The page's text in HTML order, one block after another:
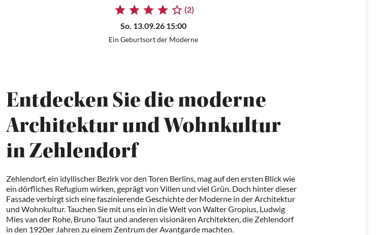
(2)
So. 13.09.26 15:00
Ein Geburtsort der Moderne
Entdecken Sie die moderne
Architektur und Wohnkultur
in Zehlendorf
Zehlendorf, ein idyllischer Bezirk vor den Toren Berlins, mag auf den ersten Blick wie
ein dörfliches Refugium wirken, geprägt von Villen und viel Grün. Doch hinter dieser
Fassade verbirgt sich eine faszinierende Geschichte der Moderne in der Architektur
und Wohnkultur. Tauchen Sie mit uns ein in die Welt von Walter Gropius, Ludwig
Mies van der Rohe, Bruno Taut und anderen visionären Architekten, die Zehlendorf
in den 1920er Jahren zu einem Zentrum der Avantgarde machten.